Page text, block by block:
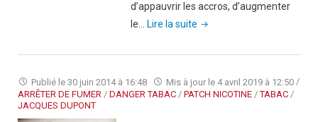
d’appauvrir les accros, d’augmenter
le…
Lire la suite "Tabagisme
halte
aux
interdictions
Publié le 30 juin 2014 à 16:48 Mis à jour le 4 avril 2019 à 12:50 /
ARRÊTER DE FUMER / DANGER TABAC / PATCH NICOTINE /TABAC /
JACQUES DUPONT